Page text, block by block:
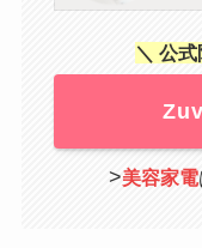
＼ 公
>美容家電